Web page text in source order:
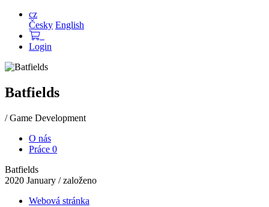
cz
Česky English
Login
Batfields
/ Game Development
O nás
Práce 0
Batfields
2020 January / založeno
Webová stránka